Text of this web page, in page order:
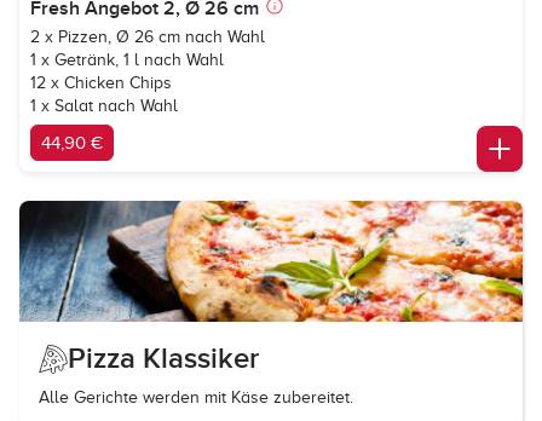
Fresh Angebot 2, Ø 26 cm
2 x Pizzen, Ø 26 cm nach Wahl
1 x Getränk, 1 l nach Wahl
12 x Chicken Chips
1 x Salat nach Wahl
44,90 €
Pizza Klassiker
Alle Gerichte werden mit Käse zubereitet.